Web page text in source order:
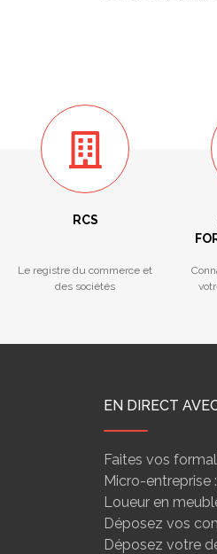
RCS
Le registre du commerce et
des sociétés
EN DIRECT
Faites vos
Micro-entreprise
Loueur en
Déposez vos
Déposez votre